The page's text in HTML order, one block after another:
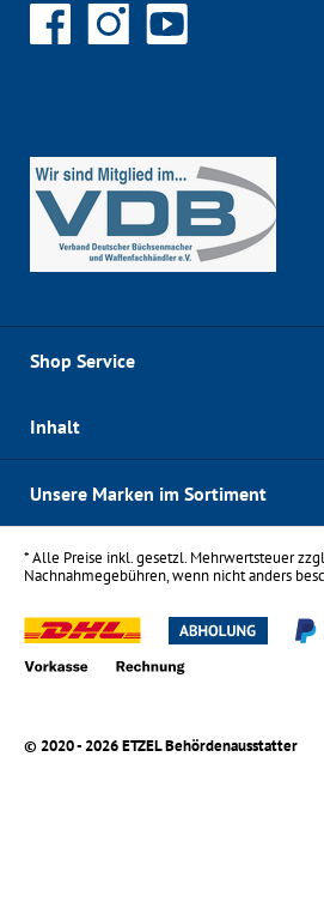
Shop Service
Inhalt
Unsere Marken im Sortiment
* Alle Preise inkl. gesetzl. Mehrwertsteuer
Nachnahmegebühren, wenn nicht anders
© 2020 - 2026 ETZEL Behördenausstatter